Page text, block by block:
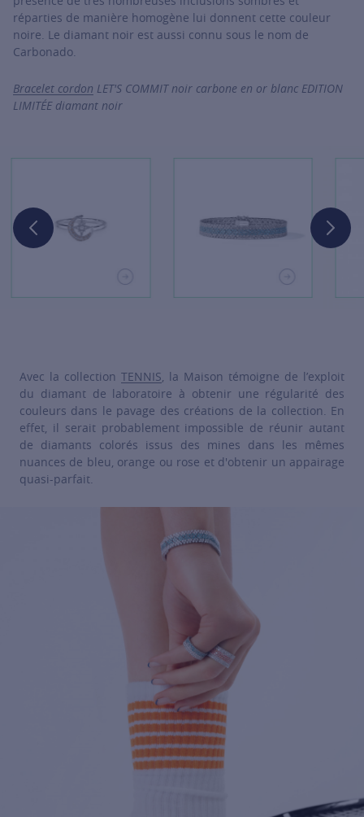
réparties de manière homogène lui donnent cette couleur
noire. Le diamant noir est aussi connu sous le nom de
Carbonado.
Bracelet cordon LET'S COMMIT noir carbone en or blanc EDITION
LIMITÉE diamant noir
For more information about it, click on the following link
For more information about it,For
Avec la collection TENNIS , la Maison témoigne de l’exploit
du diamant de laboratoire à obtenir une régularité des
couleurs dans le pavage des créations de la collection. En
effet, il serait probablement impossible de réunir autant
de diamants colorés issus des mines dans les mêmes
nuances de bleu, orange ou rose et d'obtenir un appairage
quasi-parfait.
For more information about it,